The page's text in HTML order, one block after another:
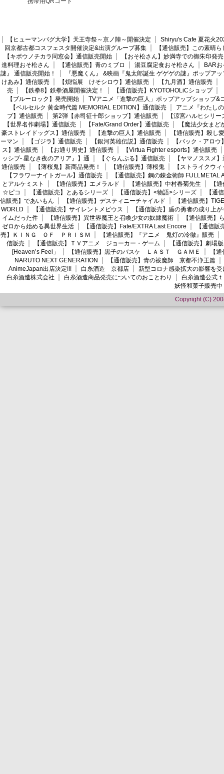
【ヒューマンバグ大学】天王寺祭～京ノ陣～開催決定
Shiryu's Cafe 夏花火
回京都古都コスフェスタ開催決定&出演グループ募集
【通信販売】この素晴
【キボウノチカラ同窓会】通信販売開始
【おそ松さん】妙満寺での御朱印発売
進料理おそ松さん
【通信販売】青のミブロ 湯豆腐定食おそ松さん
BAR
謎』 通信販売開始！
『悪魔くん』 &映画『鬼太郎誕生 ゲゲゲの謎』ポップア
けあみ】通信販売
【煩悩展 けそシロウ】通信販売 【九月酒】通信販売
売
【鉄拳8】鉄拳酒屋開催決定！ 【通信販売】KYOTOHOLiCショップ
【ブルーロック】発売開始
TVアニメ「進撃の巨人」ポップアップショップ&
【ベルセルク 黄金時代篇 MEMORIAL EDITION】通信販売
アニメ『わたし
プ】通信販売
第2弾【赤司征十郎ショップ】通信販売
【涼宮ハルヒシリ
【世界名作劇場】通信販売
【Fate/Grand Order】通信販売
【魔法少女ま
豪ストレイドッグス】通信販売
【進撃の巨人】通信販売
【通信販売】殺し愛
ーマン
【ゴジラ】通信販売 【銀河英雄伝説】通信販売
【バック・アロウ
ス】通信販売
【お通り男史】通信販売
【Virtua Fighter esports】通信販売
ッシブ- 星なき夜のアリア』】通
【ぐらんぶる】通信販売
【ヤマノススメ
通信販売
【薄桜鬼】新商品発売！ 【通信販売】薄桜鬼
【ストライクウ
【フラワーナイトガール】通信販売
【通信販売】鋼の錬金術師 FULLMETAL
とアルケミスト
【通信販売】エメラルド 【通信販売】中村春菊先生
【
☆ピコ
【通信販売】とあるシリーズ 【通信販売】<物語>シリーズ
【通
信販売】であいもん
【通信販売】デスティニーチャイルド
【通信販売】
WORLD
【通信販売】サイレントメビウス
【通信販売】盾の勇者の成り上が
イムだった件
【通信販売】異世界魔王と召喚少女の奴隷魔術
【通信販売】
ゼロから始める異世界生活
【通信販売】Fate/EXTRA Last Encore
【通信
売】ＫＩＮＧ ＯＦ ＰＲＩＳＭ
【通信販売】『アニメ 鬼灯の冷徹』販売
信販売
【通信販売】ＴＶアニメ ジョーカー・ゲーム
【通信販売】劇場
[Heaven’s Feel」
【通信販売】黒子のバスケ ＬＡＳＴ ＧＡＭＥ
【
NARUTO NEXT GENERATION
【通信販売】青の祓魔師 京都不浄王篇
AnimeJapan出店決定!!!
白糸酒造 京都店
新型コロナ感染拡大の影響を
白糸酒造株式会社
白糸酒造商品発売についてのおことわり
白糸酒造公式
妖怪和菓子販売中
Copyright (C)